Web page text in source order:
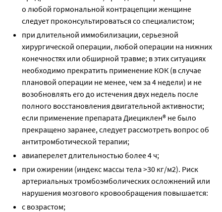
о любой гормональной контрацепции женщине
следует проконсультироваться со специалистом;
при длительной иммобилизации, серьезной
хирургической операции, любой операции на нижних
конечностях или обширной травме; в этих ситуациях
необходимо прекратить применение КОК (в случае
плановой операции не менее, чем за 4 недели) и не
возобновлять его до истечения двух недель после
полного восстановления двигательной активности;
если применение препарата Диециклен® не было
прекращено заранее, следует рассмотреть вопрос об
антитромботической терапии;
авиаперелет длительностью более 4 ч;
при ожирении (индекс массы тела >30 кг/м2). Риск
артериальных тромбоэмболических осложнений или
нарушения мозгового кровообращения повышается:
с возрастом;